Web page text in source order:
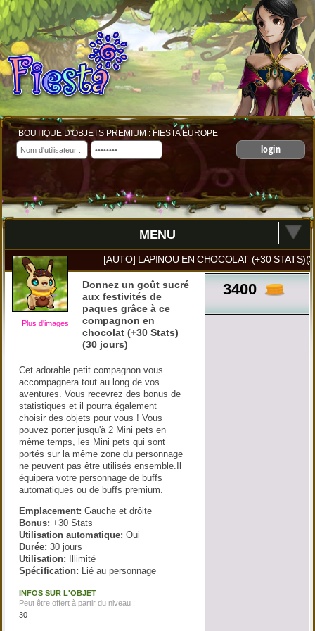
BOUTIQUE D'OBJETS PREMIUM : FIESTA EUROPE
login
MENU
[AUTO] LAPINOU EN CHOCOLAT (+30
3400
Plus d'images
Donnez un goût sucré
aux festivités de
paques grâce à ce
compagnon en
chocolat (+30 Stats)
(30 jours)
Cet adorable petit compagnon vous
accompagnera tout au long de vos
aventures. Vous recevrez des bonus de
statistiques et il pourra également
choisir des objets pour vous ! Vous
pouvez porter jusqu'à 2 Mini pets en
même temps, les Mini pets qui sont
portés sur la même zone du personnage
ne peuvent pas être utilisés ensemble.Il
équipera votre personnage de buffs
automatiques ou de buffs premium.
Emplacement: Gauche et drôite
Bonus: +30 Stats
Utilisation automatique: Oui
Durée: 30 jours
Utilisation: Illimité
Spécification: Lié au personnage
INFOS SUR L'OBJET
Peut être offert à partir du niveau :
30